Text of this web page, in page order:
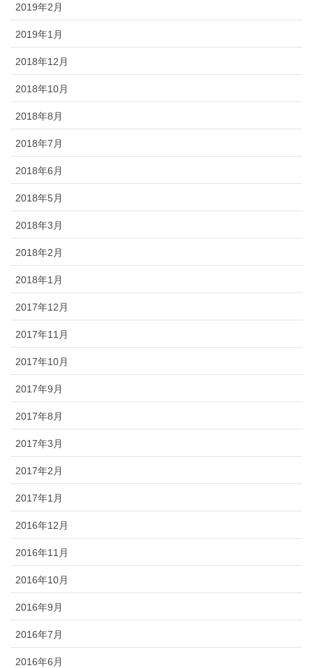
2019年2月
2019年1月
2018年12月
2018年10月
2018年8月
2018年7月
2018年6月
2018年5月
2018年3月
2018年2月
2018年1月
2017年12月
2017年11月
2017年10月
2017年9月
2017年8月
2017年3月
2017年2月
2017年1月
2016年12月
2016年11月
2016年10月
2016年9月
2016年7月
2016年6月